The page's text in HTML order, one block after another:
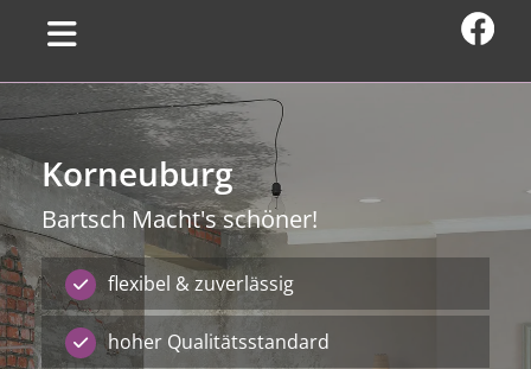
Korneuburg
Bartsch Macht's schöner!
flexibel & zuverlässig
hoher Qualitätsstandard